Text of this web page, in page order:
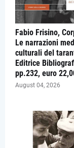
Fabio Frisino,
Le narrazioni
culturali del
Editrice
pp.232, euro
August 04, 2026